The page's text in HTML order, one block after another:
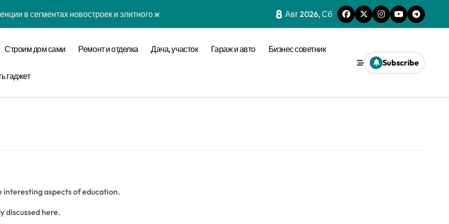
в сегментах новостроек и элитного жилья
улице 24
металлопроката
бизнес-класса у метро Павелецкая
для современного загородного строительства
и сервисных станций на крупных проспектах
8 Авг 2026, Сб
Строим дом сами Ремонт и отделка Дача, участок Гараж и авто Бизнес советник
гаджет
Subscribe
interesting aspects of education.
discussed here.